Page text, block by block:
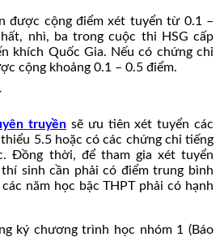
được cộng điểm xét tuyển từ 0.1 –
nhì, ba trong cuộc thi HSG cấp
khích Quốc Gia. Nếu có chứng chỉ
cộng khoảng 0.1 – 0.5 điểm.
truyền sẽ ưu tiên xét tuyển các
5.5 hoặc có các chứng chỉ tiếng
Đồng thời, để tham gia xét tuyển
sinh cần phải có điểm trung bình
năm học bậc THPT phải có hạnh
ký chương trình học nhóm 1 (Báo